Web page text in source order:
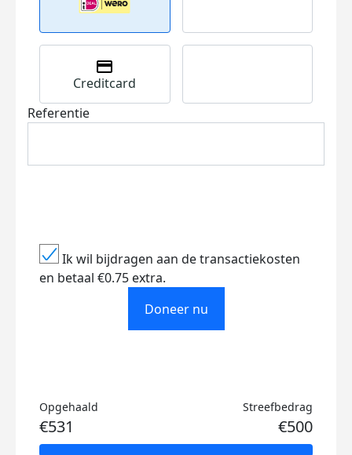
Creditcard
Referentie
Ik wil bijdragen aan de transactiekosten
en betaal €0.75 extra.
Doneer nu
Opgehaald
€531
Streefbedrag
€500